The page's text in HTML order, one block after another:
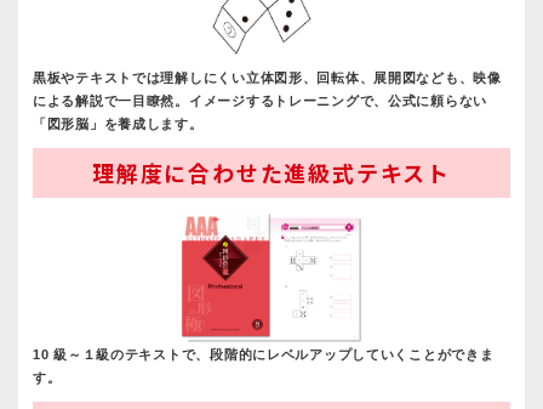
黒板やテキストでは理解しにくい立体図形、回転体、展開図なども、映像
による解説で一目瞭然。イメージするトレーニングで、公式に頼らない
「図形脳」を養成します。
理解度に合わせた進級式テキスト
10 級～１級のテキストで、段階的にレベルアップしていくことができま
す。